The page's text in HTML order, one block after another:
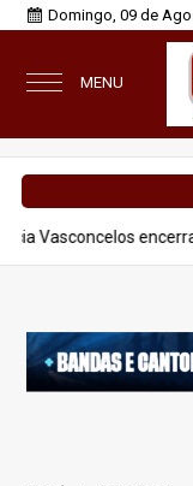
Domingo, 09 de
MENU
encerra ciclo na